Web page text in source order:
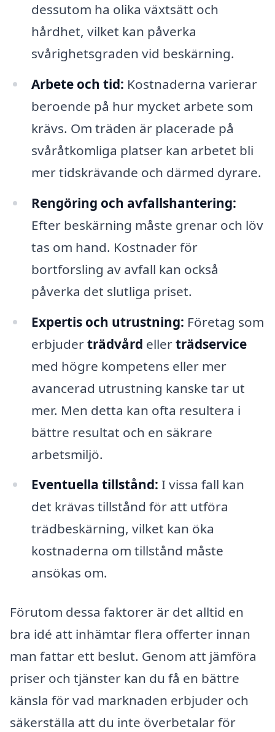
dessutom ha olika växtsätt och
hårdhet, vilket kan påverka
svårighetsgraden vid beskärning.
Arbete och tid: Kostnaderna varierar
beroende på hur mycket arbete som
krävs. Om träden är placerade på
svåråtkomliga platser kan arbetet bli
mer tidskrävande och därmed dyrare.
Rengöring och avfallshantering:
Efter beskärning måste grenar och löv
tas om hand. Kostnader för
bortforsling av avfall kan också
påverka det slutliga priset.
Expertis och utrustning: Företag som
erbjuderträdvård ellerträdservice
med högre kompetens eller mer
avancerad utrustning kanske tar ut
mer. Men detta kan ofta resultera i
bättre resultat och en säkrare
arbetsmiljö.
Eventuella tillstånd: I vissa fall kan
det krävas tillstånd för att utföra
trädbeskärning, vilket kan öka
kostnaderna om tillstånd måste
ansökas om.
Förutom dessa faktorer är det alltid en
bra idé att inhämtar flera offerter innan
man fattar ett beslut. Genom att jämföra
priser och tjänster kan du få en bättre
känsla för vad marknaden erbjuder och
säkerställa att du inte överbetalar för